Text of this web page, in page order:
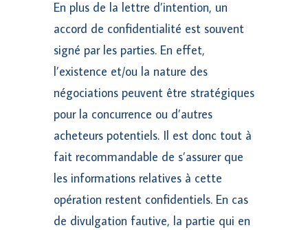
En plus de la lettre d’intention, un
accord de confidentialité est souvent
signé par les parties. En effet,
l’existence et/ou la nature des
négociations peuvent être stratégiques
pour la concurrence ou d’autres
acheteurs potentiels. Il est donc tout à
fait recommandable de s’assurer que
les informations relatives à cette
opération restent confidentiels. En cas
de divulgation fautive, la partie qui en